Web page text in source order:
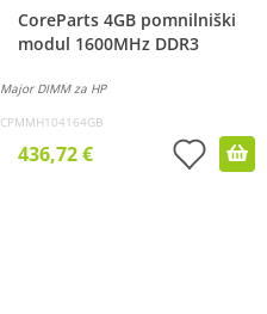
CoreParts 4GB pomnilniški
modul 1600MHz DDR3
Major DIMM za HP
CPMMH104164GB
436,72 €